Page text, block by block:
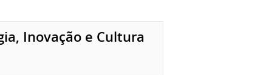
Inovação e Cultura